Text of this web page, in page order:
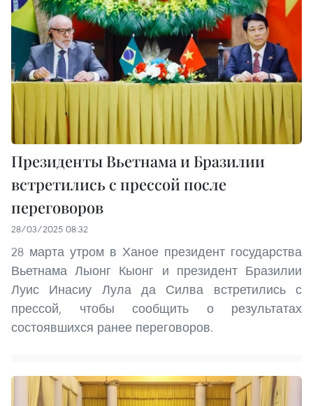
Президенты Вьетнама и Бразилии
встретились с прессой после
переговоров
28/03/2025 08:32
28 марта утром в Ханое президент государства
Вьетнама Лыонг Кыонг и президент Бразилии
Луис Инасиу Лула да Силва встретились с
прессой, чтобы сообщить о результатах
состоявшихся ранее переговоров.